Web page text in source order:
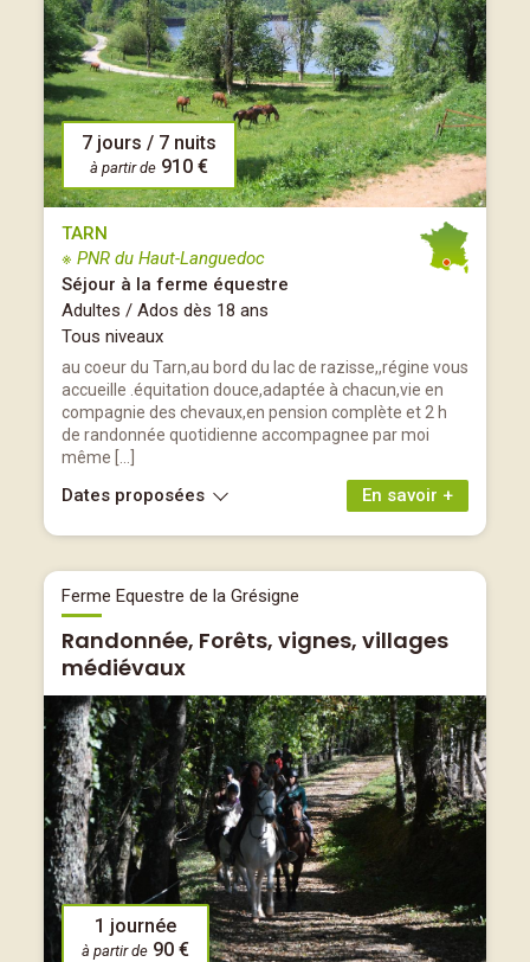
7 jours / 7 nuits
à partir de 910 €
TARN
※ PNR du Haut-Languedoc
Séjour à la ferme équestre
Adultes / Ados dès 18 ans
Tous niveaux
au coeur du Tarn,au bord du lac de razisse,,régine vous
accueille .équitation douce,adaptée à chacun,vie en
compagnie des chevaux,en pension complète et 2 h
de randonnée quotidienne accompagnee par moi
même […]
En savoir +
Dates proposées
Ferme Equestre de la Grésigne
Randonnée, Forêts, vignes, villages
médiévaux
1 journée
à partir de 90 €